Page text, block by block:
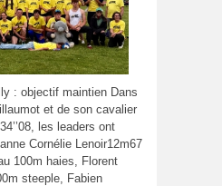
: objectif maintien Dans
et de son cavalier
les leaders ont
Cornélie Lenoir12m67
100m haies, Florent
steeple, Fabien